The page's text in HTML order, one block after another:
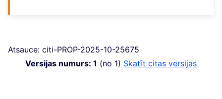
Atsauce: citi-PROP-2025-10-25675
Versijas numurs: 1 (no 1) skatīt citas versijas